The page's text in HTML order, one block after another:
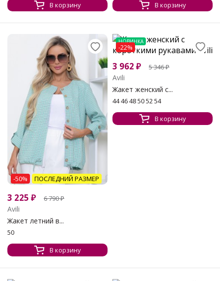
В корзину
В корзину
-50% ПОСЛЕДНИЙ РАЗМЕР
3 225 ₽ 6 790₽
Avili
Жакет летний в...
50
В корзину
НОВИНКА
-22%
3 962 ₽ 5 346₽
Avili
Жакет женский с...
44 46 48 50 52 54
В корзину